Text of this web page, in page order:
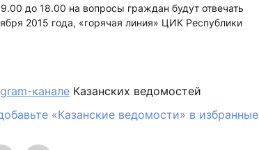
до 18.00 на вопросы граждан будут отвечать
2015 года, «горячая линия» ЦИК Республики
канале Казанских ведомостей
«Казанские ведомости» в избранные